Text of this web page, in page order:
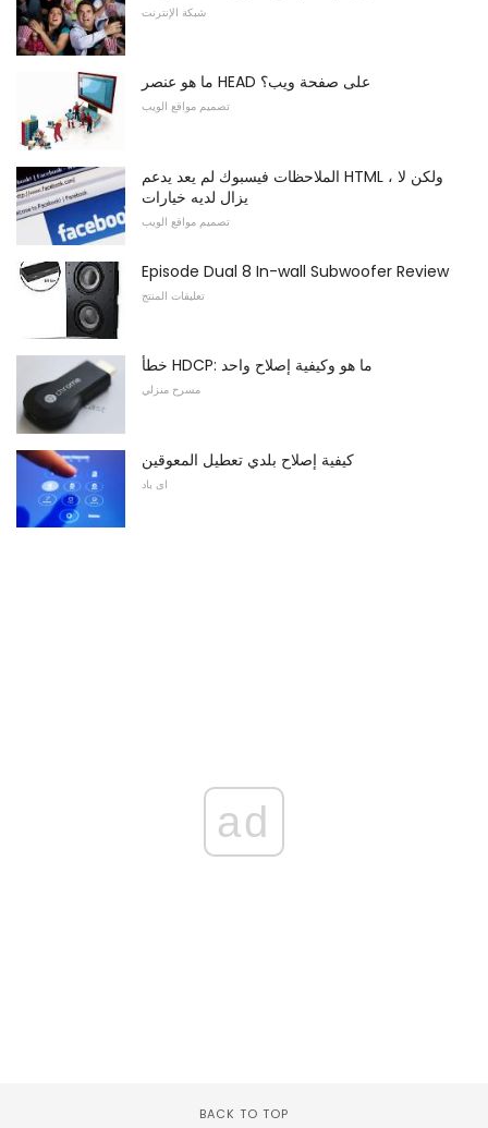
شبكة الإنترنت
ما هو عنصر HEAD على صفحة ويب؟
تصميم مواقع الويب
الملاحظات فيسبوك لم يعد يدعم HTML ، ولكن لا
يزال لديه خيارات
تصميم مواقع الويب
Episode Dual 8 In-wall Subwoofer Review
تعليقات المنتج
خطأ HDCP: ما هو وكيفية إصلاح واحد
مسرح منزلي
كيفية إصلاح بلدي تعطيل المعوقين
اى باد
ad
BACK TO TOP